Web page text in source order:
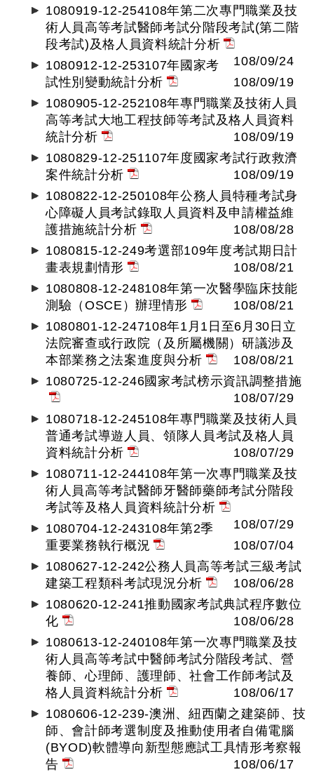
1080919-12-254108年第二次專門職業及技
術人員高等考試醫師考試分階段考試(第二階
段考試)及格人員資料統計分析
108/09/24
1080912-12-253107年國家考
試性別變動統計分析
108/09/19
1080905-12-252108年專門職業及技術人員
高等考試大地工程技師等考試及格人員資料
統計分析
108/09/19
1080829-12-251107年度國家考試行政救濟
案件統計分析
108/09/19
1080822-12-250108年公務人員特種考試身
心障礙人員考試錄取人員資料及申請權益維
護措施統計分析
108/08/28
1080815-12-249考選部109年度考試期日計
畫表規劃情形
108/08/21
1080808-12-248108年第一次醫學臨床技能
測驗（OSCE）辦理情形
108/08/21
1080801-12-247108年1月1日至6月30日立
法院審查或行政院（及所屬機關）研議涉及
本部業務之法案進度與分析
108/08/21
1080725-12-246國家考試榜示資訊調整措施
108/07/29
1080718-12-245108年專門職業及技術人員
普通考試導遊人員、領隊人員考試及格人員
資料統計分析
108/07/29
1080711-12-244108年第一次專門職業及技
術人員高等考試醫師牙醫師藥師考試分階段
考試等及格人員資料統計分析
108/07/29
1080704-12-243108年第2季
重要業務執行概況
108/07/04
1080627-12-242公務人員高等考試三級考試
建築工程類科考試現況分析
108/06/28
1080620-12-241推動國家考試典試程序數位
化
108/06/28
1080613-12-240108年第一次專門職業及技
術人員高等考試中醫師考試分階段考試、營
養師、心理師、護理師、社會工作師考試及
格人員資料統計分析
108/06/17
1080606-12-239-澳洲、紐西蘭之建築師、技
師、會計師考選制度及推動使用者自備電腦
(BYOD)軟體導向新型態應試工具情形考察報
告
108/06/17